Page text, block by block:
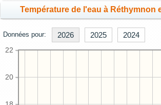
Température de l'eau à Réthymnon
Données pour: 2026 2025 2024
20
22